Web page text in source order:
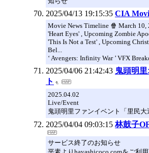
2025/04/13 19:15:35 CIA
Movie News Timeline 🍿 March 10,
'Heart Eyes' , Upcoming Zombie
'This Is Not a Test' , Upcoming
Bel...
‘ Avengers: Infinity War ’ VFX
2025/04/06 21:42:43 鬼頭明
ト
2025.04.02
Live/Event
鬼頭明里ファンイベント「里民大
2025/04/04 09:03:15 林鼓子
サービス終了のお知らせ